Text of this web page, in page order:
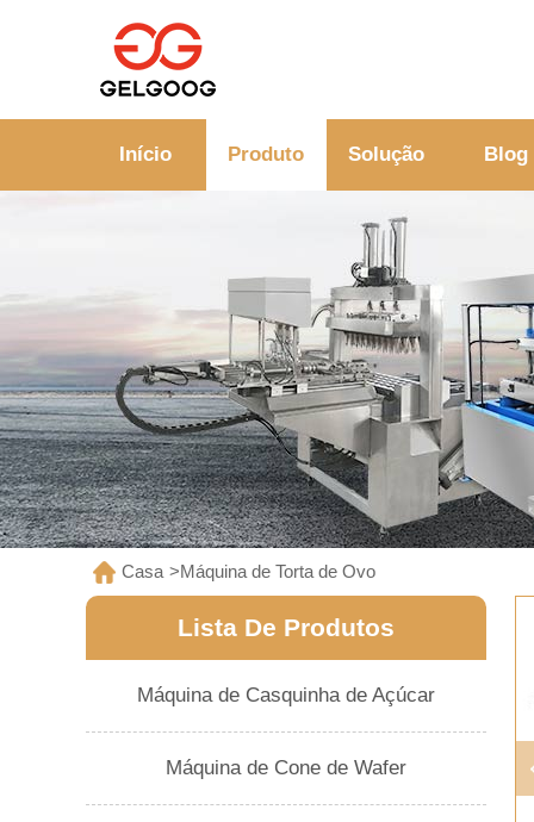
Início Produto Solução Blog
Casa >Máquina de Torta de Ovo
Lista De Produtos
Máquina de Casquinha de Açúcar
Máquina de Cone de Wafer